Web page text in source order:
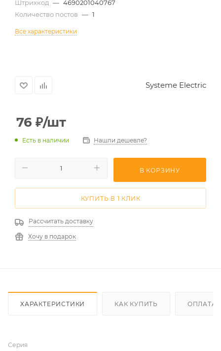
Штрихкод — 4690201040767
Количество постов — 1
Все характеристики
Systeme Electric
76 ₽/шт
Есть в наличии Нашли дешевле?
В КОРЗИНУ
КУПИТЬ В 1 КЛИК
Рассчитать доставку
Хочу в подарок
ХАРАКТЕРИСТИКИ КАК КУПИТЬ ОПЛАТА
Серия